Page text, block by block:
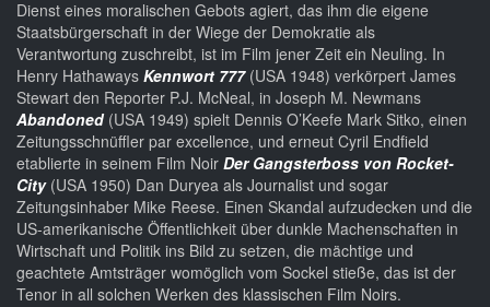
Dienst eines moralischen Gebots agiert, das ihm die eigene
Staatsbürgerschaft in der Wiege der Demokratie als
Verantwortung zuschreibt, ist im Film jener Zeit ein Neuling. In
Henry Hathaways Kennwort 777(USA 1948) verkörpert James
Stewart den Reporter P.J. McNeal, in Joseph M. Newmans
Abandoned (USA 1949) spielt Dennis O’Keefe Mark Sitko, einen
Zeitungsschnüffler par excellence, und erneut Cyril Endfield
etablierte in seinem Film Noir Der Gangsterboss von Rocket-
City (USA 1950) Dan Duryea als Journalist und sogar
Zeitungsinhaber Mike Reese. Einen Skandal aufzudecken und die
US-amerikanische Öffentlichkeit über dunkle Machenschaften in
Wirtschaft und Politik ins Bild zu setzen, die mächtige und
geachtete Amtsträger womöglich vom Sockel stieße, das ist der
Tenor in all solchen Werken des klassischen Film Noirs.